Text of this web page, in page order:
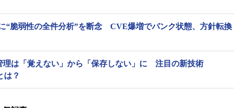
“脆弱性の全件分析”を断念 CVE爆増でパンク状態、方針転換
理は「覚えない」から「保存しない」に 注目の新技術
は？